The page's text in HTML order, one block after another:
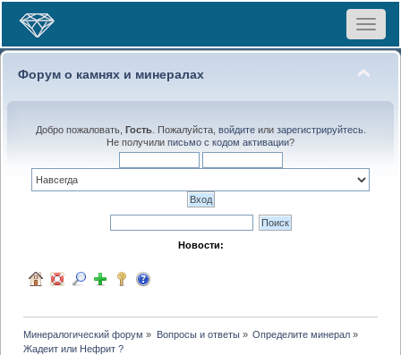
Toggle
Форум о камнях и минералах
Добро пожаловать, Гость. Пожалуйста, войдитеили зарегистрируйтесь.
Не получили письмо с кодом активации?
Новости:
Минералогический форум » Вопросы и ответы» Определите минерал»
Жадеит или Нефрит ?